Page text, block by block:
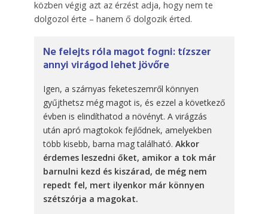
közben végig azt az érzést adja, hogy nem te
dolgozol érte – hanem ő dolgozik érted.
Ne felejts róla magot fogni: tízszer
annyi virágod lehet jövőre
Igen, a szárnyas feketeszemről könnyen
gyűjthetsz még magot is, és ezzel a következő
évben is elindíthatod a növényt. A virágzás
után apró magtokok fejlődnek, amelyekben
több kisebb, barna mag található. Akkor
érdemes leszedni őket, amikor a tok már
barnulni kezd és kiszárad, de még nem
repedt fel, mert ilyenkor már könnyen
szétszórja a magokat.